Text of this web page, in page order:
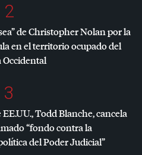
2
de Christopher Nolan por la
en el territorio ocupado del
Occidental
3
Todd Blanche, cancela
“fondo contra la
del Poder Judicial”